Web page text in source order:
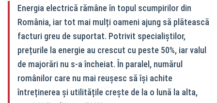
Energia electrică rămâne în topul scumpirilor din
România, iar tot mai mulți oameni ajung să plătească
facturi greu de suportat. Potrivit specialiștilor,
prețurile la energie au crescut cu peste 50%, iar valul
de majorări nu s-a încheiat. În paralel, numărul
românilor care nu mai reușesc să își achite
întreținerea și utilitățile crește de la o lună la alta,